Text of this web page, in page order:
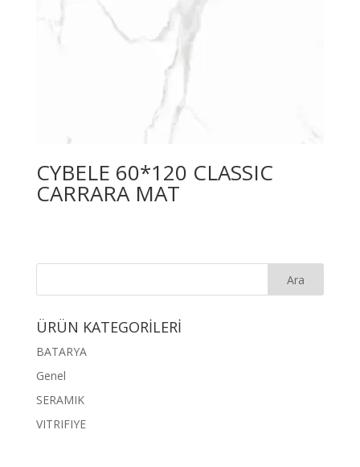
CYBELE 60*120 CLASSIC
CARRARA MAT
ÜRÜN KATEGORİLERİ
BATARYA
Genel
SERAMIK
VITRIFIYE